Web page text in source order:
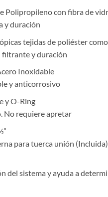
Polipropileno con fibra de
y duración
tejidas de poliéster
filtrante y duración
Inoxidable
y anticorrosivo
y O-Ring
No requiere apretar
para tuerca unión (Incluida).
del sistema y ayuda a